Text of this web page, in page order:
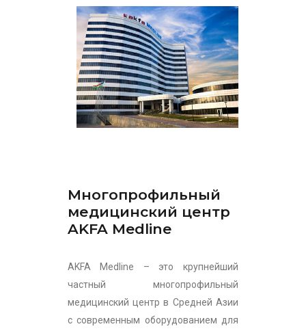
Многопрофильный
медицинский центр
AKFA Medline
AKFA Medline – это крупнейший
частный многопрофильный
медицинский центр в Средней Азии
с современным оборудованием для